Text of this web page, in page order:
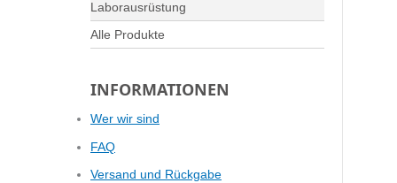
Laborausrüstung
Alle Produkte
INFORMATIONEN
Wer wir sind
FAQ
Versand und Rückgabe